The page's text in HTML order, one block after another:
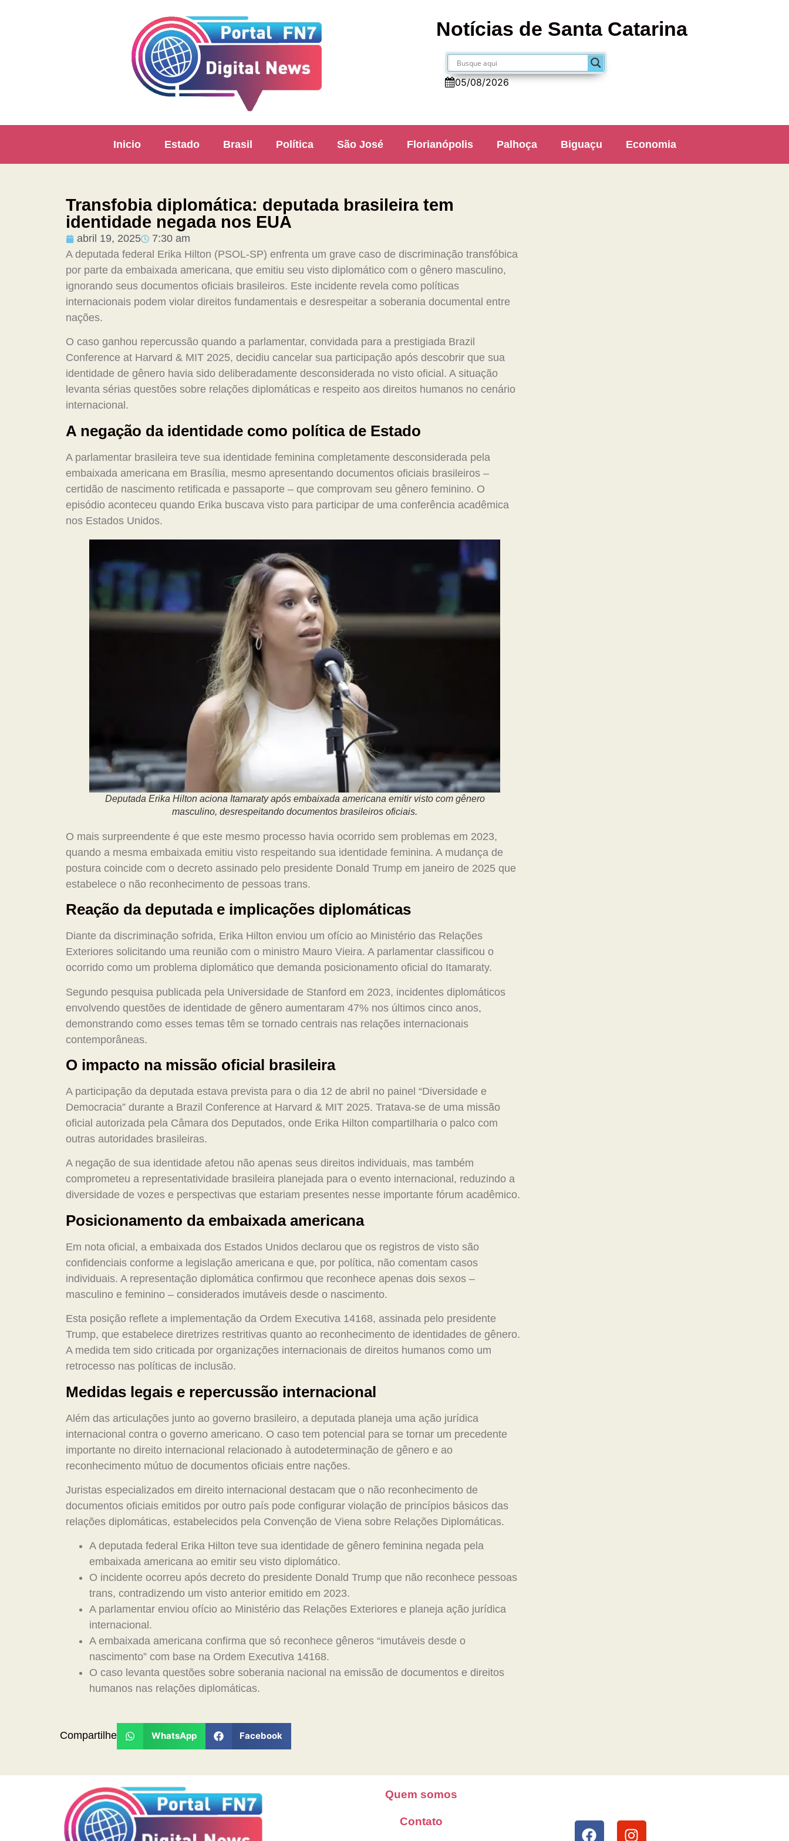
Notícias de Santa Catarina
05/08/2026
Inicio Estado Brasil Política São José Florianópolis Palhoça Biguaçu Economia
Transfobia diplomática: deputada brasileira tem
identidade negada nos EUA
abril 19, 2025
7:30 am
A deputada federal Erika Hilton (PSOL-SP) enfrenta um grave caso de discriminação transfóbica
por parte da embaixada americana, que emitiu seu visto diplomático com o gênero masculino,
ignorando seus documentos oficiais brasileiros. Este incidente revela como políticas
internacionais podem violar direitos fundamentais e desrespeitar a soberania documental entre
nações.
O caso ganhou repercussão quando a parlamentar, convidada para a prestigiada Brazil
Conference at Harvard & MIT 2025, decidiu cancelar sua participação após descobrir que sua
identidade de gênero havia sido deliberadamente desconsiderada no visto oficial. A situação
levanta sérias questões sobre relações diplomáticas e respeito aos direitos humanos no cenário
internacional.
A negação da identidade como política de Estado
A parlamentar brasileira teve sua identidade feminina completamente desconsiderada pela
embaixada americana em Brasília, mesmo apresentando documentos oficiais brasileiros –
certidão de nascimento retificada e passaporte – que comprovam seu gênero feminino. O
episódio aconteceu quando Erika buscava visto para participar de uma conferência acadêmica
nos Estados Unidos.
Deputada Erika Hilton aciona Itamaraty após embaixada americana emitir visto com gênero
masculino, desrespeitando documentos brasileiros oficiais.
O mais surpreendente é que este mesmo processo havia ocorrido sem problemas em 2023,
quando a mesma embaixada emitiu visto respeitando sua identidade feminina. A mudança de
postura coincide com o decreto assinado pelo presidente Donald Trump em janeiro de 2025 que
estabelece o não reconhecimento de pessoas trans.
Reação da deputada e implicações diplomáticas
Diante da discriminação sofrida, Erika Hilton enviou um ofício ao Ministério das Relações
Exteriores solicitando uma reunião com o ministro Mauro Vieira. A parlamentar classificou o
ocorrido como um problema diplomático que demanda posicionamento oficial do Itamaraty.
Segundo pesquisa publicada pela Universidade de Stanford em 2023, incidentes diplomáticos
envolvendo questões de identidade de gênero aumentaram 47% nos últimos cinco anos,
demonstrando como esses temas têm se tornado centrais nas relações internacionais
contemporâneas.
O impacto na missão oficial brasileira
A participação da deputada estava prevista para o dia 12 de abril no painel “Diversidade e
Democracia” durante a Brazil Conference at Harvard & MIT 2025. Tratava-se de uma missão
oficial autorizada pela Câmara dos Deputados, onde Erika Hilton compartilharia o palco com
outras autoridades brasileiras.
A negação de sua identidade afetou não apenas seus direitos individuais, mas também
comprometeu a representatividade brasileira planejada para o evento internacional, reduzindo a
diversidade de vozes e perspectivas que estariam presentes nesse importante fórum acadêmico.
Posicionamento da embaixada americana
Em nota oficial, a embaixada dos Estados Unidos declarou que os registros de visto são
confidenciais conforme a legislação americana e que, por política, não comentam casos
individuais. A representação diplomática confirmou que reconhece apenas dois sexos –
masculino e feminino – considerados imutáveis desde o nascimento.
Esta posição reflete a implementação da Ordem Executiva 14168, assinada pelo presidente
Trump, que estabelece diretrizes restritivas quanto ao reconhecimento de identidades de gênero.
A medida tem sido criticada por organizações internacionais de direitos humanos como um
retrocesso nas políticas de inclusão.
Medidas legais e repercussão internacional
Além das articulações junto ao governo brasileiro, a deputada planeja uma ação jurídica
internacional contra o governo americano. O caso tem potencial para se tornar um precedente
importante no direito internacional relacionado à autodeterminação de gênero e ao
reconhecimento mútuo de documentos oficiais entre nações.
Juristas especializados em direito internacional destacam que o não reconhecimento de
documentos oficiais emitidos por outro país pode configurar violação de princípios básicos das
relações diplomáticas, estabelecidos pela Convenção de Viena sobre Relações Diplomáticas.
A deputada federal Erika Hilton teve sua identidade de gênero feminina negada pela
embaixada americana ao emitir seu visto diplomático.
O incidente ocorreu após decreto do presidente Donald Trump que não reconhece pessoas
trans, contradizendo um visto anterior emitido em 2023.
A parlamentar enviou ofício ao Ministério das Relações Exteriores e planeja ação jurídica
internacional.
A embaixada americana confirma que só reconhece gêneros “imutáveis desde o
nascimento” com base na Ordem Executiva 14168.
O caso levanta questões sobre soberania nacional na emissão de documentos e direitos
humanos nas relações diplomáticas.
Compartilhe WhatsApp Facebook
Quem somos
Contato